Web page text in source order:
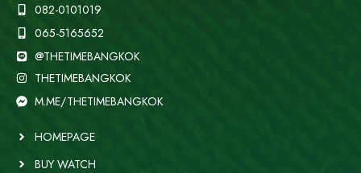
082-0101019
065-5165652
@THETIMEBANGKOK
THETIMEBANGKOK
M.ME/THETIMEBANGKOK
HOMEPAGE
BUY WATCH